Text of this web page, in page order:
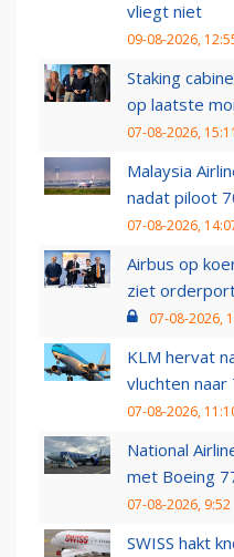
vliegt niet
09-08-2026,
Staking
op laatste
07-08-2026, 15:11
Malaysia
nadat piloot
07-08-2026,
Airbus op
ziet
07-08-2026,
KLM hervat
vluchten naar
07-08-2026,
National
met Boeing
07-08-2026, 9:52
SWISS hakt